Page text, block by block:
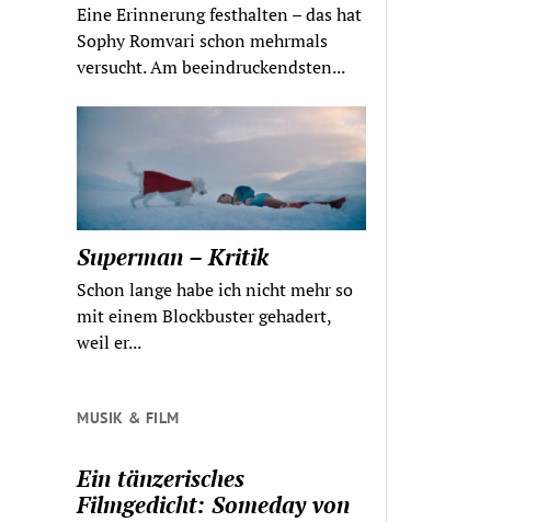
Eine Erinnerung festhalten – das hat
Sophy Romvari schon mehrmals
versucht. Am beeindruckendsten...
Superman – Kritik
Schon lange habe ich nicht mehr so
mit einem Blockbuster gehadert,
weil er...
MUSIK & FILM
Ein tänzerisches
Filmgedicht: Someday von